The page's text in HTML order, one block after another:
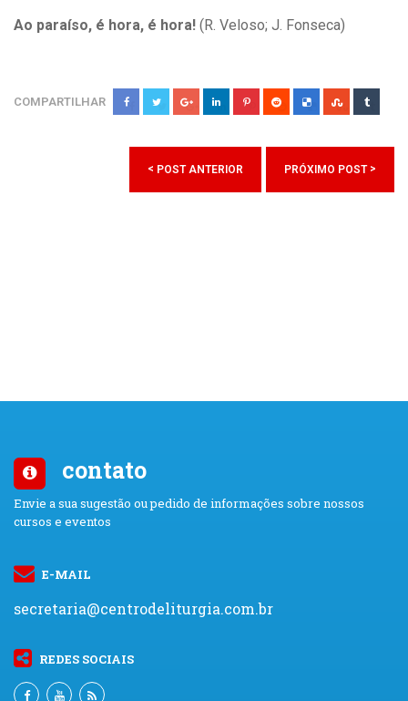
Ao paraíso, é hora, é hora! (R. Veloso; J. Fonseca)
COMPARTILHAR
< POST ANTERIOR PRÓXIMO POST >
contato
Envie a sua sugestão ou pedido de informações sobre nossos
cursos e eventos
E-MAIL
secretaria@centrodeliturgia.com.br
REDES SOCIAIS